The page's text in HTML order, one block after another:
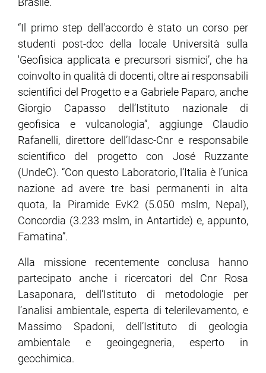
“Il primo step dell'accordo è stato un corso per
studenti post-doc della locale Università sulla
'Geofisica applicata e precursori sismici’, che ha
coinvolto in qualità di docenti, oltre ai responsabili
scientifici del Progetto e a Gabriele Paparo, anche
Giorgio Capasso dell’Istituto nazionale di
geofisica e vulcanologia”, aggiunge Claudio
Rafanelli, direttore dell’Idasc-Cnr e responsabile
scientifico del progetto con José Ruzzante
(UndeC). “Con questo Laboratorio, l’Italia è l’unica
nazione ad avere tre basi permanenti in alta
quota, la Piramide EvK2 (5.050 mslm, Nepal),
Concordia (3.233 mslm, in Antartide) e, appunto,
Famatina”.
Alla missione recentemente conclusa hanno
partecipato anche i ricercatori del Cnr Rosa
Lasaponara, dell’Istituto di metodologie per
l’analisi ambientale, esperta di telerilevamento, e
Massimo Spadoni, dell’Istituto di geologia
ambientale e geoingegneria, esperto in
geochimica.